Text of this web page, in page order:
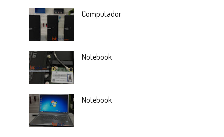
Computador
Notebook
Notebook